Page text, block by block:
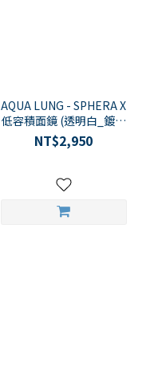
AQUA LUNG - SPHERA X
低容積面鏡 (透明白_鍍膜
鏡片)
NT$2,950